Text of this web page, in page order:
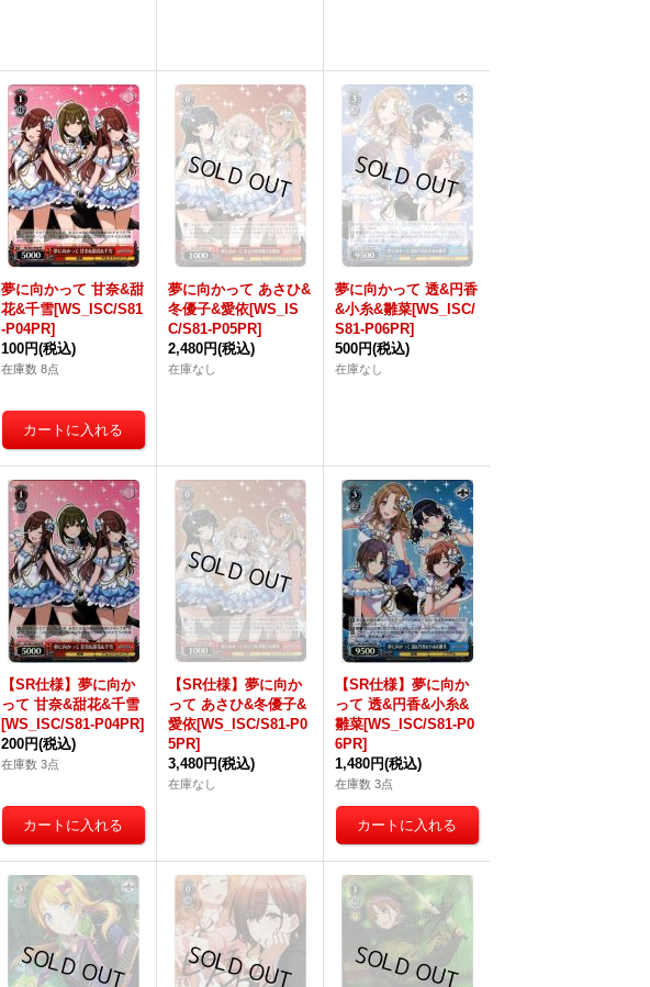
夢に向かって 甘奈&甜
花&千雪[WS_ISC/S81
-P04PR]
100円(税込)
在庫数 8点
夢に向かって あさひ&
冬優子&愛依[WS_IS
C/S81-P05PR]
2,480円(税込)
在庫なし
夢に向かって 透&円香
&小糸&雛菜[WS_ISC/
S81-P06PR]
500円(税込)
在庫なし
【SR仕様】夢に向か
って 甘奈&甜花&千雪
[WS_ISC/S81-P04PR]
200円(税込)
在庫数 3点
【SR仕様】夢に向か
って あさひ&冬優子&
愛依[WS_ISC/S81-P0
5PR]
3,480円(税込)
在庫なし
【SR仕様】夢に向か
って 透&円香&小糸&
雛菜[WS_ISC/S81-P0
6PR]
1,480円(税込)
在庫数 3点